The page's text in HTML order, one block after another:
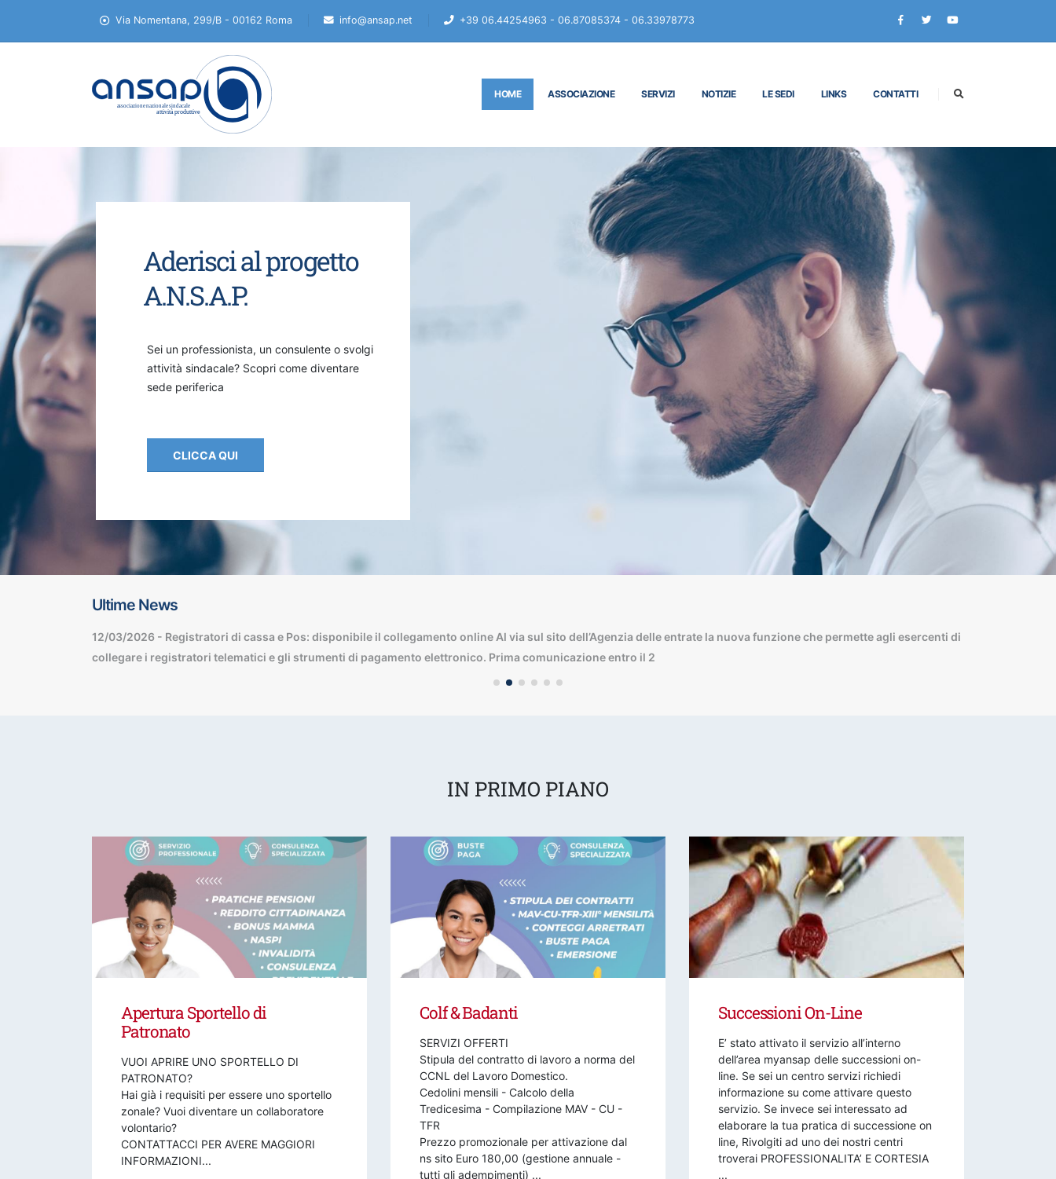
Via Nomentana, 299/B - 00162 Roma info@ansap.net +39 06.44254963 - 06.87085374 - 06.33978773
HOME ASSOCIAZIONE SERVIZI NOTIZIE LE SEDI LINKS CONTATTI
Aderisci al progetto
A.N.S.A.P.
Sei un professionista, un consulente o svolgi
attività sindacale? Scopri come diventare
sede periferica
CLICCA QUI
Ultime News
12/03/2026 - Registratori di cassa e Pos: disponibile il collegamento online Al via sul sito dell’Agenzia delle entrate la nuova funzione che permette agli esercenti di
collegare i registratori telematici e gli strumenti di pagamento elettronico. Prima comunicazione entro il 2
IN PRIMO PIANO
Apertura Sportello di
Patronato
VUOI APRIRE UNO SPORTELLO DI
PATRONATO?
Hai già i requisiti per essere uno sportello
zonale? Vuoi diventare un collaboratore
volontario?
CONTATTACCI PER AVERE MAGGIORI
INFORMAZIONI...
Colf & Badanti
SERVIZI OFFERTI
Stipula del contratto di lavoro a norma del
CCNL del Lavoro Domestico.
Cedolini mensili - Calcolo della
Tredicesima - Compilazione MAV - CU -
TFR
Prezzo promozionale per attivazione dal
ns sito Euro 180,00 (gestione annuale -
tutti gli adempimenti) ...
Successioni On-Line
E’ stato attivato il servizio all’interno
dell’area myansap delle successioni on-
line. Se sei un centro servizi richiedi
informazione su come attivare questo
servizio. Se invece sei interessato ad
elaborare la tua pratica di successione on
line, Rivolgiti ad uno dei nostri centri
troverai PROFESSIONALITA’ E CORTESIA
...